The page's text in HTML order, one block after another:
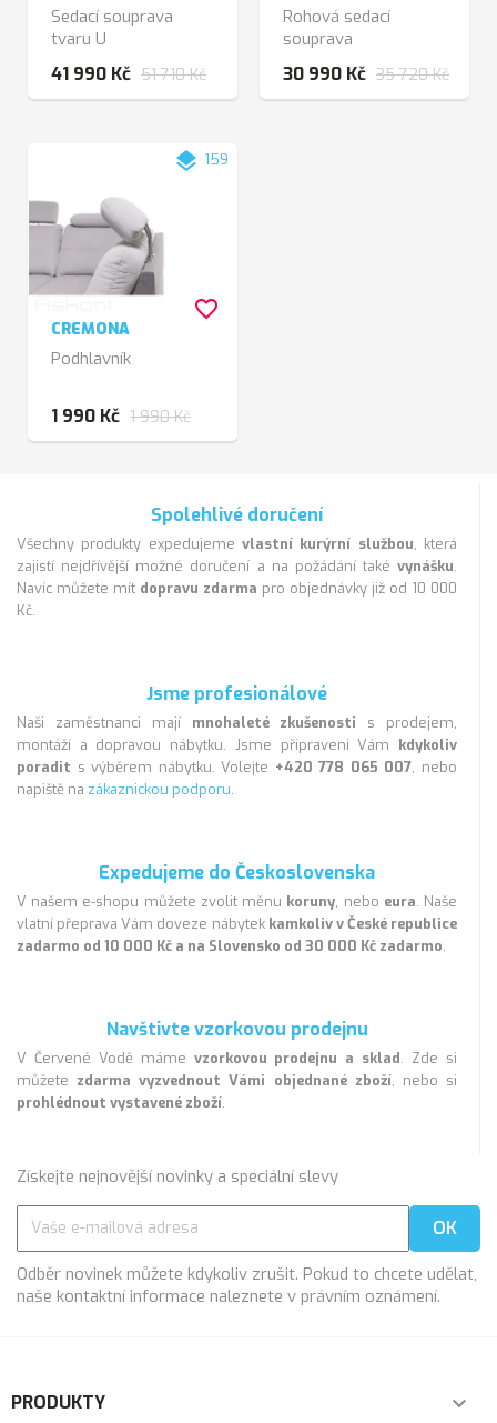
Sedací souprava
tvaru U
41 990 Kč 51 710 Kč
Rohová sedací
souprava
30 990 Kč 35 720 Kč
layers 159
CREMONA
Podhlavník
1 990 Kč 1 990 Kč
favorite_border
Spolehlivé doručení
Všechny produkty expedujeme vlastní kurýrní službou, která
zajistí nejdřívější možné doručení a na požádání také vynášku.
Navíc můžete mít dopravu zdarma pro objednávky již od 10 000
Kč.
Jsme profesionálové
Naši zaměstnanci mají mnohaleté zkušenosti s prodejem,
montáží a dopravou nábytku. Jsme připraveni Vám kdykoliv
poradit s výběrem nábytku. Volejte +420 778 065 007, nebo
napiště na zákaznickou podporu.
Expedujeme do Československa
V našem e-shopu můžete zvolit měnu koruny, nebo eura. Naše
vlatní přeprava Vám doveze nábytek kamkoliv v České republice
zadarmo od 10 000 Kč a na Slovensko od 30 000 Kč zadarmo.
Navštivte vzorkovou prodejnu
V Červené Vodě máme vzorkovou prodejnu a sklad. Zde si
můžete zdarma vyzvednout Vámi objednané zboží, nebo si
prohlédnout vystavené zboží.
Získejte nejnovější novinky a speciální slevy
Odběr novinek můžete kdykoliv zrušit. Pokud to chcete udělat,
naše kontaktní informace naleznete v právním oznámení.
PRODUKTY 